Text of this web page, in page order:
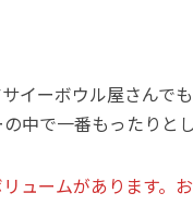
イーボウル屋さんで
中で一番もったりとし
ュームがあります。